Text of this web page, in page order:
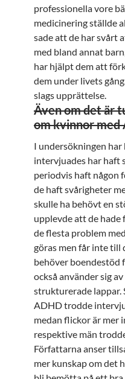
professionella vore
medicinering ställde
sade att de har svårt
med bland annat
har hjälpt dem att
dem under livets
slags upprättelse.
Även om det är
om kvinnor med
I undersökningen
intervjuades har haft
periodvis haft någon
de haft svårigheter
skulle ha behövt en
upplevde att de hade
de flesta problem
göras men får inte till
behöver boendestöd
också använder sig
strukturerade lappar.
ADHD trodde
medan flickor är mer
respektive män
Författarna anser
mer kunskap om det